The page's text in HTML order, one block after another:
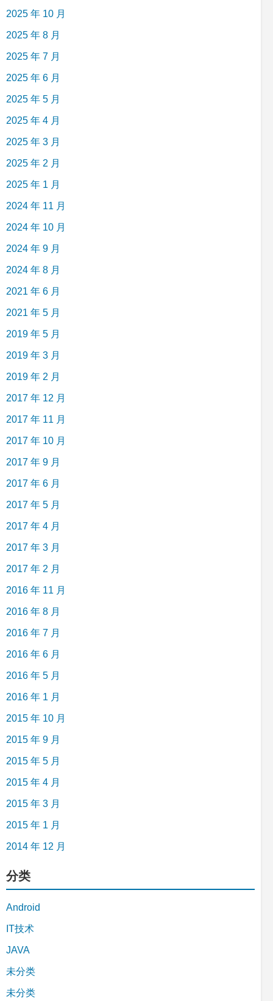
2025 年 10 月
2025 年 8 月
2025 年 7 月
2025 年 6 月
2025 年 5 月
2025 年 4 月
2025 年 3 月
2025 年 2 月
2025 年 1 月
2024 年 11 月
2024 年 10 月
2024 年 9 月
2024 年 8 月
2021 年 6 月
2021 年 5 月
2019 年 5 月
2019 年 3 月
2019 年 2 月
2017 年 12 月
2017 年 11 月
2017 年 10 月
2017 年 9 月
2017 年 6 月
2017 年 5 月
2017 年 4 月
2017 年 3 月
2017 年 2 月
2016 年 11 月
2016 年 8 月
2016 年 7 月
2016 年 6 月
2016 年 5 月
2016 年 1 月
2015 年 10 月
2015 年 9 月
2015 年 5 月
2015 年 4 月
2015 年 3 月
2015 年 1 月
2014 年 12 月
分类
Android
IT技术
JAVA
未分类
未分类